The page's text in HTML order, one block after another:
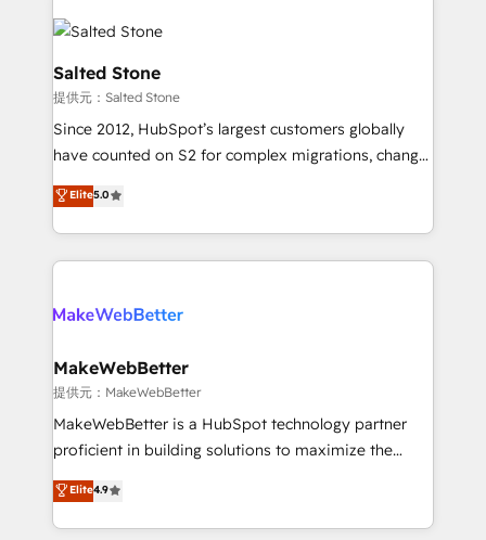
Accreditations with both HubSpot and Clay, our
clients gain a unique advantage in CRM architecture,
pipeline generation, data intelligence, and go-to-
market execution. Why B2B Businesses Choose RP: -
Secure: Soc2 compliant 🛡️ - Pricing: Implementations
starting at $1,5k 💵 - Speed: Launch in 14 days ⚡ -
Scale: Fastest tiering Elite HubSpot Partner 🪴 -
technical agency for a growth problem. Hire a
Salted Stone
提供元：Salted Stone
Since 2012, HubSpot’s largest customers globally
have counted on S2 for complex migrations, change
management, systems integration, and creative
solutions that deliver measurable impact and
transform brand experiences As one of the few full-
service creative agencies in the HubSpot
winning design to build scalable, globally
marketing campaigns, & RevOps frameworks that
fuel long-term success We connect the entire
customer lifecycle through seamless integrations,
ensure long-term adoption with change-
and service to drive sustainable growth With 6 key
HubSpot accreditations and experience across
Elite5.0
MakeWebBetter
提供元：MakeWebBetter
MakeWebBetter is a HubSpot technology partner
proficient in building solutions to maximize the
operational efficiency of HubSpot. The fastest-
growing tech-enabler & facilitator, MakeWebBetter,
hands you the blend of HubSpot expertise &
Elite4.9